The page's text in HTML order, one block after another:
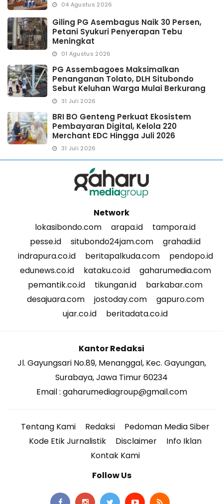
04 Agustus 2026
Giling PG Asembagus Naik 30 Persen,
Petani Syukuri Penyerapan Tebu
Meningkat
01 Agustus 2026
PG Assembagoes Maksimalkan
Penanganan Tolato, DLH Situbondo
Sebut Keluhan Warga Mulai Berkurang
31 Juli 2026
BRI BO Genteng Perkuat Ekosistem
Pembayaran Digital, Kelola 220
Merchant EDC Hingga Juli 2026
31 Juli 2026
Network
lokasibondo.com
arapa.id
tampora.id
pesse.id
situbondo24jam.com
grahadi.id
indrapura.co.id
beritapalkuda.com
pendopo.id
edunews.co.id
kataku.co.id
gaharumedia.com
pemantik.co.id
tikungan.id
barkabar.com
desajuara.com
jostoday.com
gapuro.com
ujar.co.id
beritadata.co.id
Kantor Redaksi
Jl. Gayungsari No.89, Menanggal, Kec. Gayungan,
Surabaya, Jawa Timur 60234
Email : gaharumediagroup@gmail.com
Tentang Kami Redaksi
Pedoman Media Siber
Kode Etik Jurnalistik
Disclaimer
Info Iklan
Kontak Kami
Follow Us